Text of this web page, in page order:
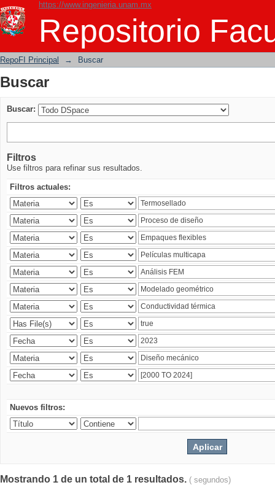
https://www.ingenieria.unam.mx
Repositorio
Buscar
RepoFI Principal → Buscar
Buscar
Buscar:
Filtros
Use filtros para refinar sus resultados.
Filtros actuales:
Nuevos filtros:
Mostrando 1 de un total de 1 resultados. ( segundos)